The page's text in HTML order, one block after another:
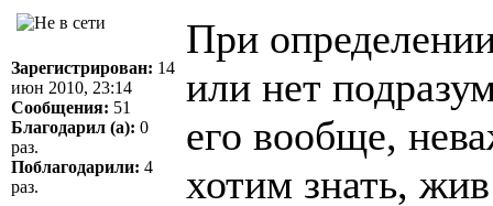
Зарегистрирован: 14
июн 2010, 23:14
Сообщения: 51
Благодарил (а): 0
раз.
Поблагодарили: 4
раз.
При
или нет
его вообще,
хотим знать,